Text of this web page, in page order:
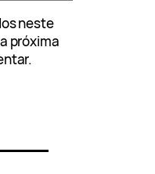
neste
próxima